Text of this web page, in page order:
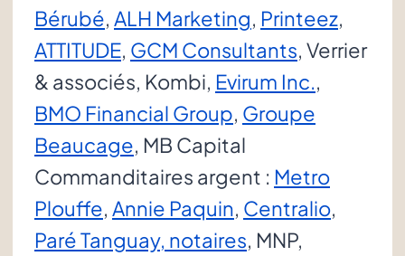
Bérubé, ALH Marketing, Printeez,
ATTITUDE, GCM Consultants, Verrier
& associés, Kombi, Evirum Inc.,
BMO Financial Group, Groupe
Beaucage, MB Capital
Commanditaires argent : Metro
Plouffe, Annie Paquin, Centralio,
Paré Tanguay, notaires, MNP,